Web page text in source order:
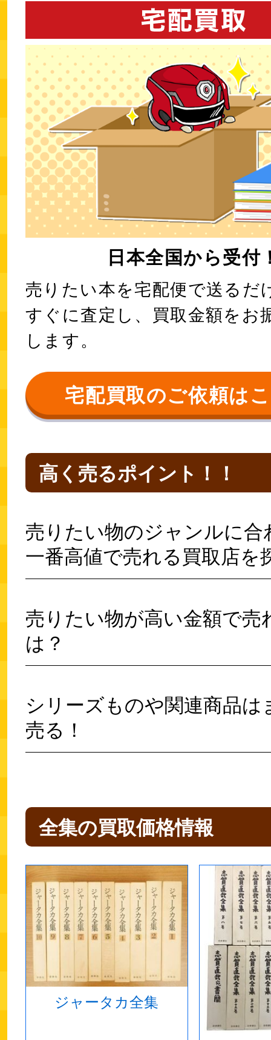
日本全国から受付
売りたい本を宅配便で送るだ
すぐに査定し、買取金額をお
します。
宅配買取のご依頼は
高く売るポイント！！
売りたい物のジャンルに合
一番高値で売れる買取店を
売りたい物が高い金額で売
は？
シリーズものや関連商品は
売る！
全集の買取価格情報
ジャータカ全集